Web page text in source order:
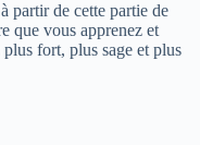
partir de cette partie de
que vous apprenez et
plus fort, plus sage et plus